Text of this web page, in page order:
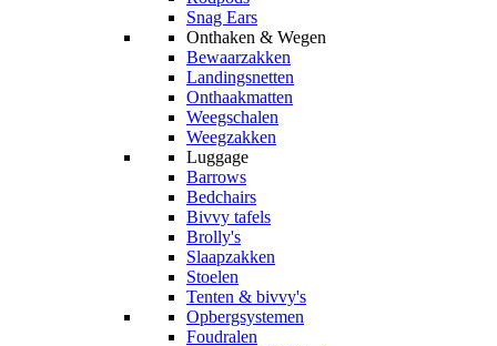
Snag Ears
Onthaken & Wegen
Bewaarzakken
Landingsnetten
Onthaakmatten
Weegschalen
Weegzakken
Luggage
Barrows
Bedchairs
Bivvy tafels
Brolly's
Slaapzakken
Stoelen
Tenten & bivvy's
Opbergsystemen
Foudralen